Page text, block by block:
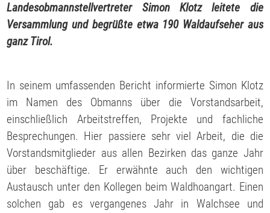
Landesobmannstellvertreter Simon Klotz leitete die
Versammlung und begrüßte etwa 190 Waldaufseher aus
ganz Tirol.
In seinem umfassenden Bericht informierte Simon Klotz
im Namen des Obmanns über die Vorstandsarbeit,
einschließlich Arbeitstreffen, Projekte und fachliche
Besprechungen. Hier passiere sehr viel Arbeit, die die
Vorstandsmitglieder aus allen Bezirken das ganze Jahr
über beschäftige. Er erwähnte auch den wichtigen
Austausch unter den Kollegen beim Waldhoangart. Einen
solchen gab es vergangenes Jahr in Walchsee und